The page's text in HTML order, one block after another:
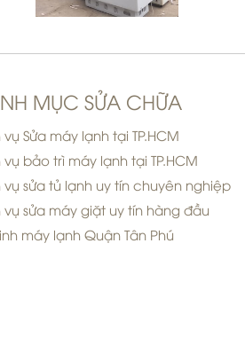
MỤC SỬA CHỮA
vụ Sửa máy lạnh tại TP.HCM
vụ bảo trì máy lạnh tại TP.HCM
vụ sửa tủ lạnh uy tín chuyên nghiệp
vụ sửa máy giặt uy tín hàng đầu
máy lạnh Quận Tân Phú